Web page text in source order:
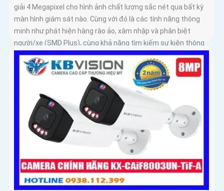
giải 4 Megapixel cho hình ảnh chất lượng sắc nét qua bất kỳ
màn hình giám sát nào. Cùng với đó là các tính năng thông
minh như phát hiện hàng rào ảo, xâm nhập và phân biệt
người/xe (SMD Plus), cùng khả năng tìm kiếm sự kiện thông
minh giúp nâng cao hiệu quả giám sát an ninh